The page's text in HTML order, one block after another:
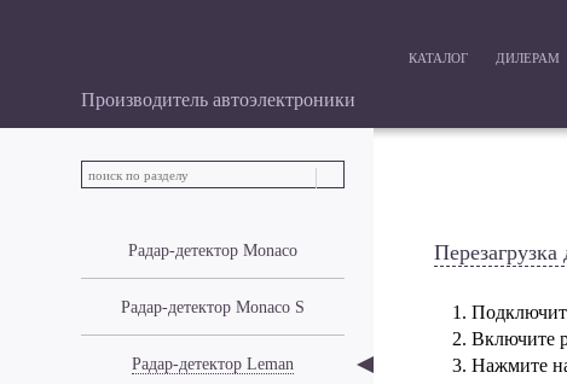
Производитель автоэлектроники
КАТАЛОГ ДИЛЕРАМ
Радар-детектор Monaco
Радар-детектор Monaco S
Радар-детектор Leman
1.
2. Включите
3. Нажмите